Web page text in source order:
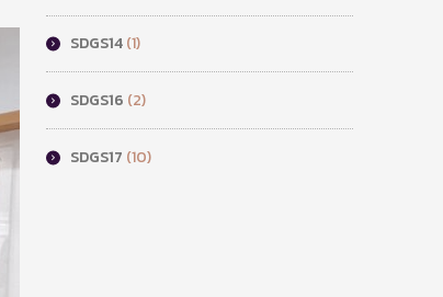
SDGS14(1)
SDGS16 (2)
SDGS17 (10)